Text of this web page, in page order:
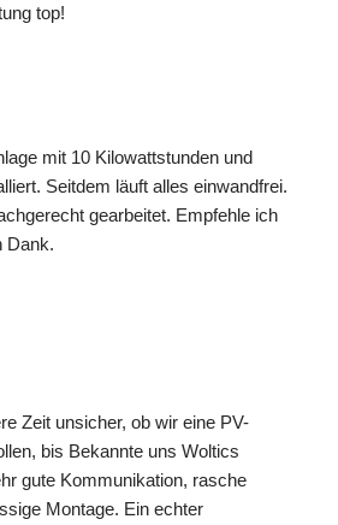
top!
mit 10 Kilowattstunden und
Seitdem läuft alles einwandfrei.
gearbeitet. Empfehle ich
Dank.
Zeit unsicher, ob wir eine PV-
bis Bekannte uns Woltics
gute Kommunikation, rasche
Montage. Ein echter